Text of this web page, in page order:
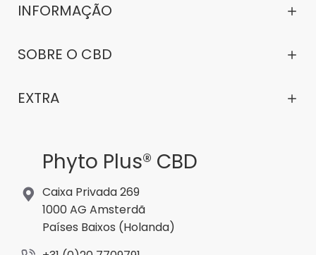
INFORMAÇÃO
SOBRE O CBD
EXTRA
Phyto Plus® CBD
Caixa Privada 269
1000 AG Amsterdã
Países Baixos (Holanda)